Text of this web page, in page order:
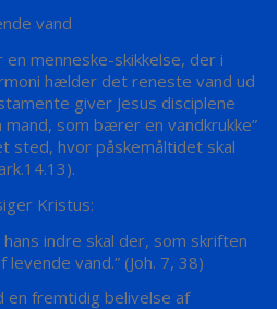
vand
menneske-skikkelse, der i
hælder det reneste vand ud
giver Jesus disciplene
som bærer en vandkrukke”
sted, hvor påskemåltidet skal
Kristus:
indre skal der, som skriften
vand.” (Joh. 7, 38)
en fremtidig belivelse af